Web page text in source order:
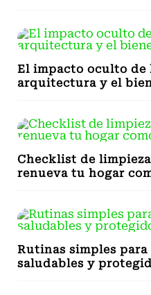
El impacto oculto de
arquitectura y el
Checklist de
renueva tu hogar
Rutinas simples
saludables y